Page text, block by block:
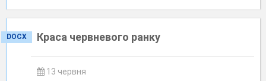
DOCX Краса червневого ранку
13 червня